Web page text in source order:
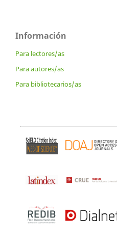
Información
Para lectores/as
Para autores/as
Para bibliotecarios/as